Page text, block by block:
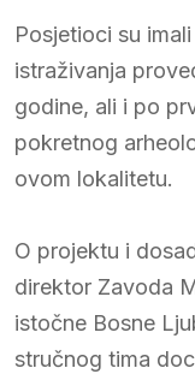
Posjetioci su
istraživanja
godine, ali i po
pokretnog
ovom lokalitetu.
O projektu i
direktor Zavoda
istočne Bosne
stručnog tima